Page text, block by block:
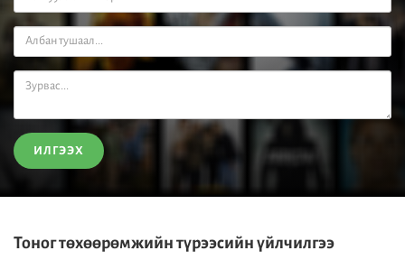
ИЛГЭЭХ
Тоног төхөөрөмжийн түрээсийн үйлчилгээ